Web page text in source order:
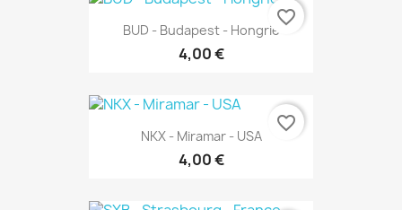
BUD - Budapest - Hongrie
4,00 €
favorite_border
NKX - Miramar - USA
4,00 €
favorite_border